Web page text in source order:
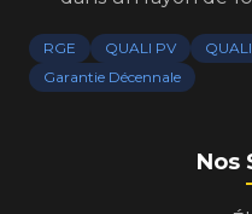
RGE QUALI PV
Garantie Décennale
Nos